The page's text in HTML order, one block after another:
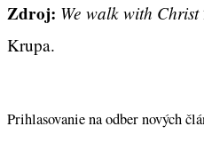
Zdroj: We walk with Christ
Krupa.
Prihlasovanie na odber nových